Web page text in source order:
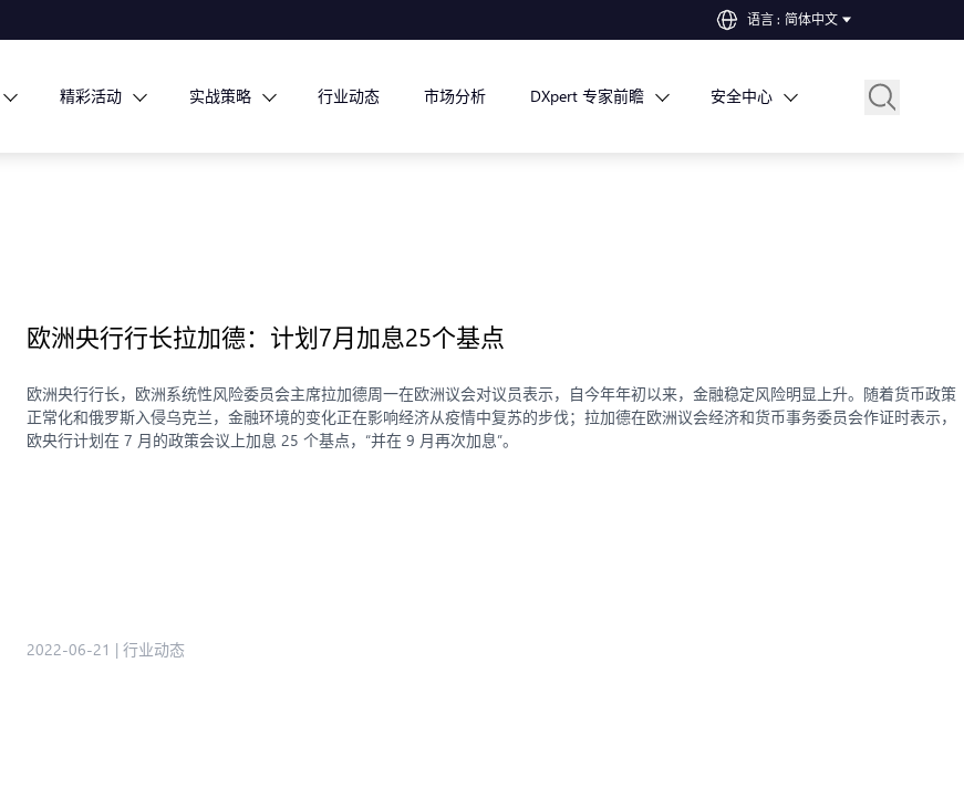
语言 : 简体中文
精彩活动 实战策略 行业动态 市场分析 DXpert 专家前瞻 安全中心
2022-06-21 | 行业动态
欧洲央行行长拉加德：计划7月加息25个基点
欧洲央行行长，欧洲系统性风险委员会主席拉加德周一在欧洲议会对议员表示，自今年年初以来，金融稳定风险明显上升。随着货币政策
正常化和俄罗斯入侵乌克兰，金融环境的变化正在影响经济从疫情中复苏的步伐；拉加德在欧洲议会经济和货币事务委员会作证时表示，
欧央行计划在 7 月的政策会议上加息 25 个基点，“并在 9 月再次加息”。